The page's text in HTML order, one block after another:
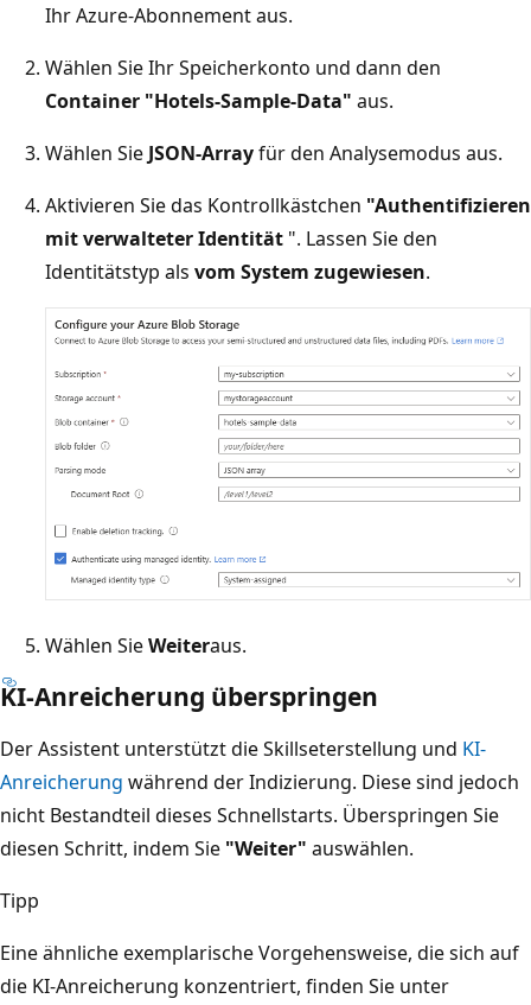
Ihr Azure-Abonnement aus.
Wählen Sie Ihr Speicherkonto und dann den
Container "Hotels-Sample-Data" aus.
Wählen Sie JSON-Arrayfür den Analysemodus aus.
Aktivieren Sie das Kontrollkästchen "Authentifizieren
mit verwalteter Identität ". Lassen Sie den
Identitätstyp als vom System zugewiesen.
Wählen SieWeiteraus.
KI-Anreicherung überspringen
Der Assistent unterstützt die Skillseterstellung und KI-
Anreicherung während der Indizierung. Diese sind jedoch
nicht Bestandteil dieses Schnellstarts. Überspringen Sie
diesen Schritt, indem Sie "Weiter" auswählen.
Tipp
Eine ähnliche exemplarische Vorgehensweise, die sich auf
die KI-Anreicherung konzentriert, finden Sie unter